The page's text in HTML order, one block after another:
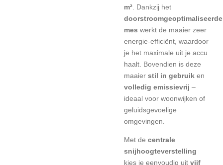
m² . Dankzij het
doorstroomgeoptimaliseerde
mes werkt de maaier zeer
energie-efficiënt, waardoor
je het maximale uit je accu
haalt. Bovendien is deze
maaier stil in gebruik en
volledig emissievrij –
ideaal voor woonwijken of
geluidsgevoelige
omgevingen.
Met de centrale
snijhoogteverstelling
kies je eenvoudig uit vijf